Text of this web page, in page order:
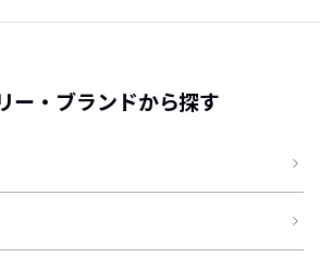
ー・ブランドから探す